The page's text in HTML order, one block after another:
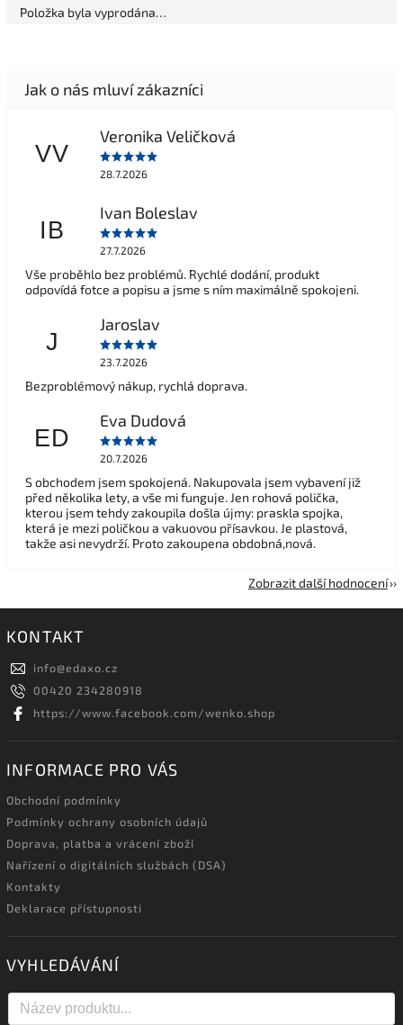
Položka byla vyprodána…
VV
Veronika Veličková
28.7.2026
IB
Ivan Boleslav
27.7.2026
Vše proběhlo bez problémů. Rychlé dodání, produkt
odpovídá fotce a popisu a jsme s ním maximálně spokojeni.
J
Jaroslav
23.7.2026
Bezproblémový nákup, rychlá doprava.
ED
Eva Dudová
20.7.2026
S obchodem jsem spokojená. Nakupovala jsem vybavení již
před několika lety, a vše mi funguje. Jen rohová polička,
kterou jsem tehdy zakoupila došla újmy: praskla spojka,
která je mezi poličkou a vakuovou přísavkou. Je plastová,
takže asi nevydrží. Proto zakoupena obdobná,nová.
Zobrazit další hodnocení
KONTAKT
info@edaxo.cz
00420 234280918
https://www.facebook.com/wenko.shop
INFORMACE PRO VÁS
Obchodní podmínky
Podmínky ochrany osobních údajů
Doprava, platba a vrácení zboží
Nařízení o digitálních službách (DSA)
Kontakty
Deklarace přístupnosti
VYHLEDÁVÁNÍ